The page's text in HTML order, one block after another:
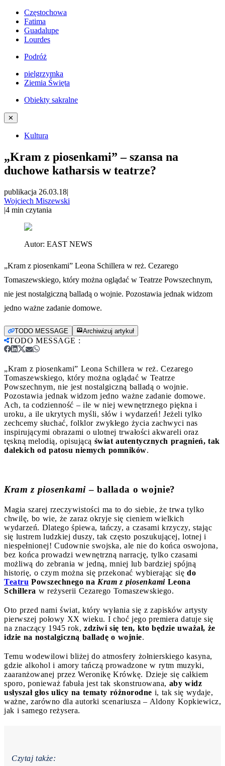
Częstochowa
Fatima
Guadalupe
Lourdes
Podróż
pielgrzymka
Ziemia Święta
Obiekty sakralne
✕
Kultura
„Kram z piosenkami” – szansa na
duchowe katharsis w teatrze?
publikacja 26.03.18|
Wojciech Miszewski
|4 min czytania
Autor: EAST NEWS
„Kram z piosenkami” Leona Schillera w reż. Cezarego
Tomaszewskiego, który można oglądać w Teatrze Powszechnym,
nie jest nostalgiczną balladą o wojnie. Pozostawia jednak widzom
jedno ważne zadanie domowe.
TODO MESSAGE Archiwizuj artykuł
TODO MESSAGE :
„Kram z piosenkami” Leona Schillera w reż. Cezarego
Tomaszewskiego, który można oglądać w Teatrze
Powszechnym, nie jest nostalgiczną balladą o wojnie.
Pozostawia jednak widzom jedno ważne zadanie domowe.
Ach, ta codzienność – ile w niej wewnętrznego piękna i
uroku, a ile ukrytych myśli, słów i wydarzeń! Jeżeli tylko
zechcemy słuchać, folklor zwykłego życia zachwyci nas
inspirującymi obrazami o ulotnej trwałości akwareli oraz
tęskną melodią, opisującą świat autentycznych pragnień, tak
dalekich od patosu niemych pomników.
Kram z piosenkami– ballada o wojnie?
Magia szarej rzeczywistości ma to do siebie, że trwa tylko
chwilę, bo wie, że zaraz okryje się cieniem wielkich
wydarzeń. Dlatego śpiewa, tańczy, a czasami krzyczy, stając
się lustrem ludzkiej duszy, tak często poszukującej, lotnej i
niespełnionej! Cudownie swojska, ale nie do końca oswojona,
bez końca prowadzi wewnętrzną narrację, tylko czasami
możliwą do zebrania w jedną, mniej lub bardziej spójną
historię, o czym można się przekonać wybierając się do
Teatru Powszechnego na Kram z piosenkamiLeona
Schillera w reżyserii Cezarego Tomaszewskiego.
Oto przed nami świat, który wyłania się z zapisków artysty
pierwszej połowy XX wieku. I choć jego premiera datuje się
na znaczący 1945 rok, zdziwi się ten, kto będzie uważał, że
idzie na nostalgiczną balladę o wojnie.
Temu wodewilowi bliżej do atmosfery żołnierskiego kasyna,
gdzie alkohol i amory tańczą prowadzone w rytm muzyki,
zaaranżowanej przez Weronikę Krówkę. Dzieje się całkiem
sporo, ponieważ fabuła jest tak skonstruowana, aby widz
usłyszał głos ulicy na tematy różnorodne i, tak się wydaje,
ważne, zarówno dla autorki scenariusza – Aldony Kopkiewicz,
jak i samego reżysera.
Czytaj także: